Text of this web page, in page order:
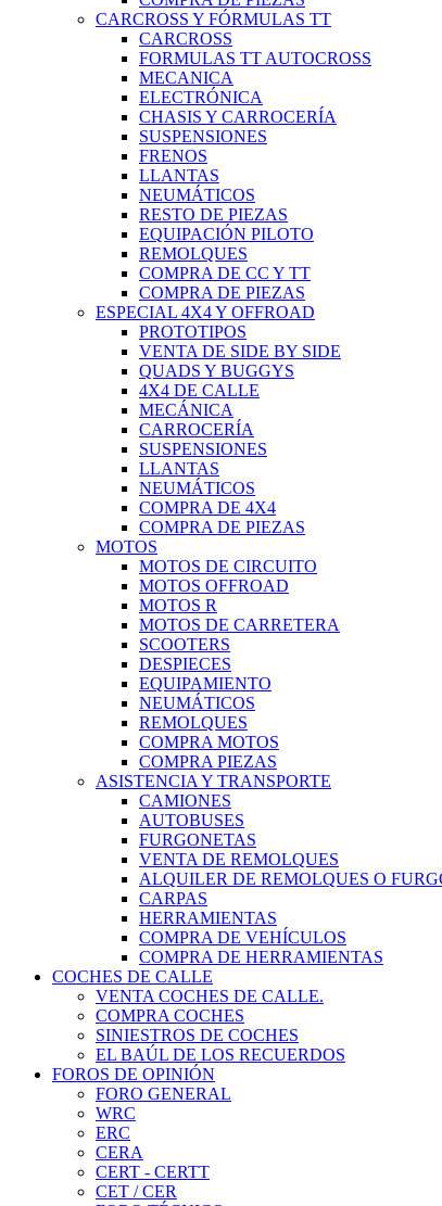
CARCROSS Y FÓRMULAS TT
CARCROSS
FORMULAS TT AUTOCROSS
MECANICA
ELECTRÓNICA
CHASIS Y CARROCERÍA
SUSPENSIONES
FRENOS
LLANTAS
NEUMÁTICOS
RESTO DE PIEZAS
EQUIPACIÓN PILOTO
REMOLQUES
COMPRA DE CC Y TT
COMPRA DE PIEZAS
ESPECIAL 4X4 Y OFFROAD
PROTOTIPOS
VENTA DE SIDE BY SIDE
QUADS Y BUGGYS
4X4 DE CALLE
MECÁNICA
CARROCERÍA
SUSPENSIONES
LLANTAS
NEUMÁTICOS
COMPRA DE 4X4
COMPRA DE PIEZAS
MOTOS
MOTOS DE CIRCUITO
MOTOS OFFROAD
MOTOS R
MOTOS DE CARRETERA
SCOOTERS
DESPIECES
EQUIPAMIENTO
NEUMÁTICOS
REMOLQUES
COMPRA MOTOS
COMPRA PIEZAS
ASISTENCIA Y TRANSPORTE
CAMIONES
AUTOBUSES
FURGONETAS
VENTA DE REMOLQUES
ALQUILER DE REMOLQUES O
CARPAS
HERRAMIENTAS
COMPRA DE VEHÍCULOS
COMPRA DE HERRAMIENTAS
COCHES DE CALLE
VENTA COCHES DE CALLE.
COMPRA COCHES
SINIESTROS DE COCHES
EL BAÚL DE LOS RECUERDOS
FOROS DE OPINIÓN
FORO GENERAL
WRC
ERC
CERA
CERT - CERTT
CET / CER